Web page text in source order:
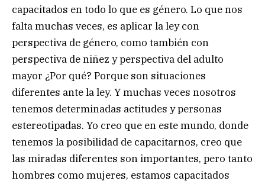
capacitados en todo lo que es género. Lo que nos
falta muchas veces, es aplicar la ley con
perspectiva de género, como también con
perspectiva de niñez y perspectiva del adulto
mayor ¿Por qué? Porque son situaciones
diferentes ante la ley. Y muchas veces nosotros
tenemos determinadas actitudes y personas
estereotipadas. Yo creo que en este mundo, donde
tenemos la posibilidad de capacitarnos, creo que
las miradas diferentes son importantes, pero tanto
hombres como mujeres, estamos capacitados